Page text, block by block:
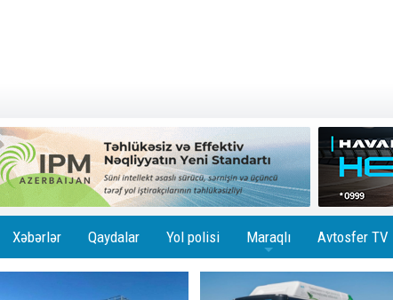
Xəbərlər Qaydalar Yol polisi Maraqlı Avtosfer TV